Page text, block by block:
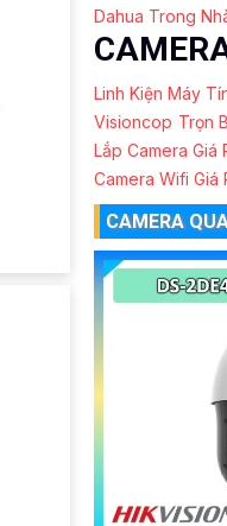
Dahua Trong
Linh Kiện Máy
Visioncop Trọn
Lắp Camera Giá
Camera Wifi Giá
CAMERA